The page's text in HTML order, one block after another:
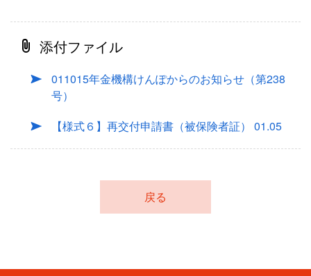
添付ファイル
011015年金機構けんぽからのお知らせ（第238
号）
【様式６】再交付申請書（被保険者証） 01.05
戻る